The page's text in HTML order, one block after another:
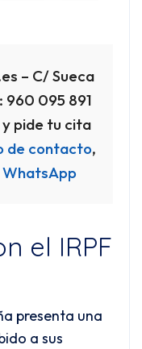
– C/ Sueca
960 095 891
pide tu cita
de contacto,
WhatsApp
el IRPF
presenta una
a sus